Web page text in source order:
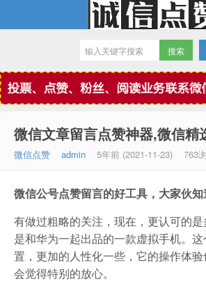
微信点赞
微信文章留言点赞神器,微信精
微信点赞 admin 5年前 (2021-11-23) 763
微信公号点赞留言的好工具，大家伙知
有做过粗略的关注，现在，更认可的
是和华为一起出品的一款虚拟手机。
置，更加的人性化一些，它的操作体
会觉得特别的放心。